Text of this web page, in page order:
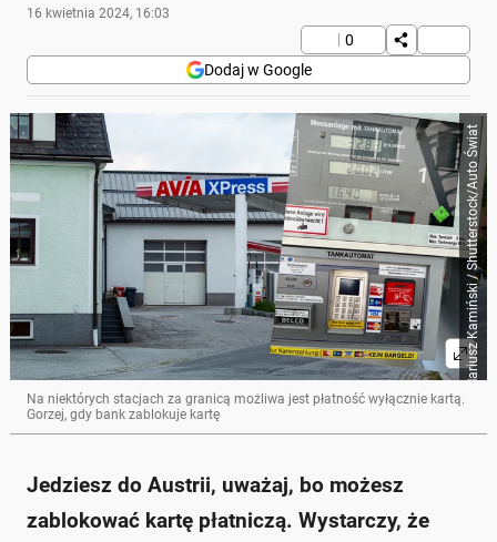
16 kwietnia 2024, 16:03
0
Dodaj w Google
Felix Geringswald/Mariusz Kamiński / Shutterstock/Auto Świat
Na niektórych stacjach za granicą możliwa jest płatność wyłącznie kartą.
Gorzej, gdy bank zablokuje kartę
Jedziesz do Austrii, uważaj, bo możesz
zablokować kartę płatniczą. Wystarczy, że